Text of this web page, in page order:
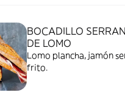
BOCADILLO
DE LOMO
Lomo plancha, jamón
frito.